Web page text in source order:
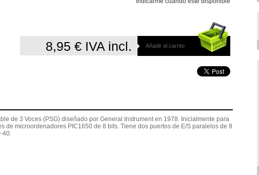
Añadir al carrito
8,95 € IVA incl.
de 3 Voces (PSG) diseñado por General Instrument en 1978. Inicialmente para
de microordenadores PIC1650 de 8 bits. Tiene dos puertos de E/S paralelos de 8
40.